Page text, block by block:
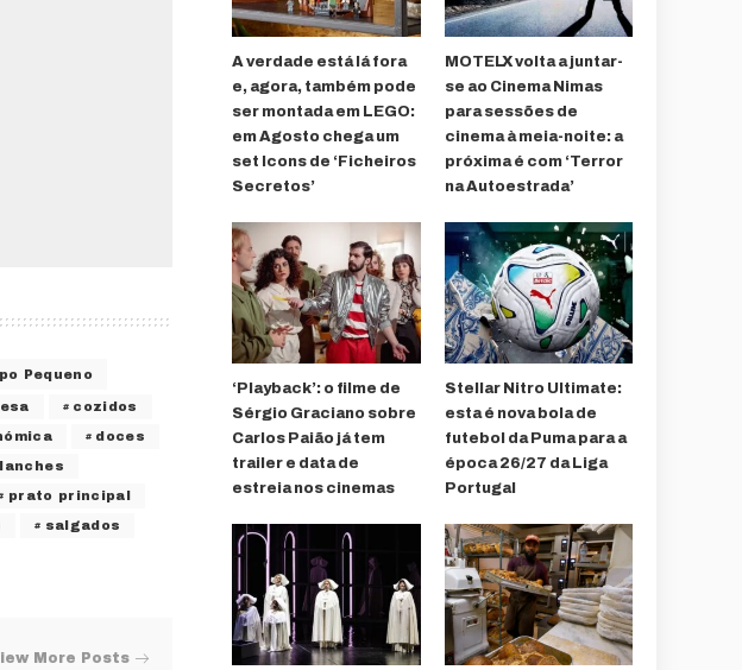
Pequeno
cozidos
doces
lanches
prato principal
salgados
More Posts
A verdade está lá fora
e, agora, também pode
ser montada em LEGO:
em Agosto chega um
set Icons de ‘Ficheiros
Secretos’
MOTELX volta a juntar-
se ao Cinema Nimas
para sessões de
cinema à meia-noite: a
próxima é com ‘Terror
na Autoestrada’
‘Playback’: o filme de
Sérgio Graciano sobre
Carlos Paião já tem
trailer e data de
estreia nos cinemas
Stellar Nitro Ultimate:
esta é nova bola de
futebol da Puma para a
época 26/27 da Liga
Portugal